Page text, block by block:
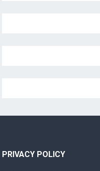
PRIVACY POLICY